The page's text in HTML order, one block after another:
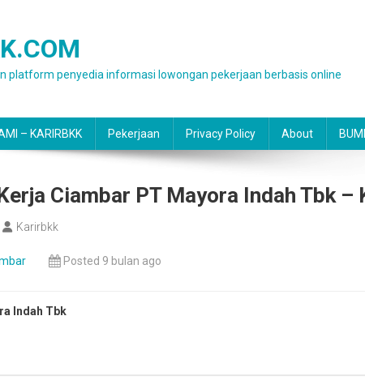
platform penyedia informasi lowongan pekerjaan berbasis online
– KARIRBKK Pekerjaan Privacy Policy About
Ciambar PT Mayora Indah Tbk –
Karirbkk
Posted 9 bulan ago
Indah Tbk